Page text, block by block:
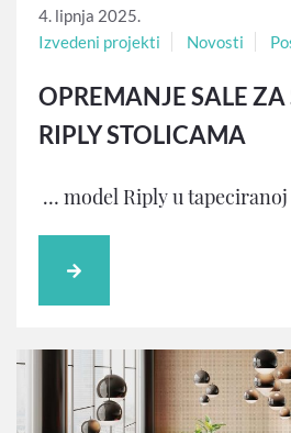
4. lipnja 2025.
Izvedeni projekti
Novosti
OPREMANJE SALE ZA
RIPLY STOLICAMA
… model Riply u